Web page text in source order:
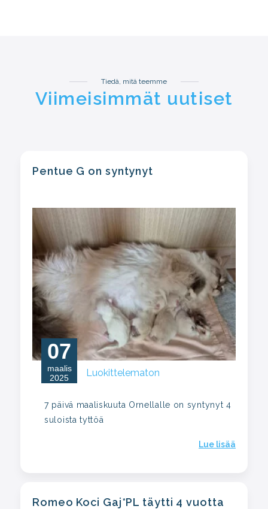
Tiedä, mitä teemme
Viimeisimmät uutiset
Pentue G on syntynyt
07
maalis
2025
Luokittelematon
7 päivä maaliskuuta Ornellalle on syntynyt 4
suloista tyttöä
Lue lisää
Romeo Koci Gaj*PL täytti 4 vuotta